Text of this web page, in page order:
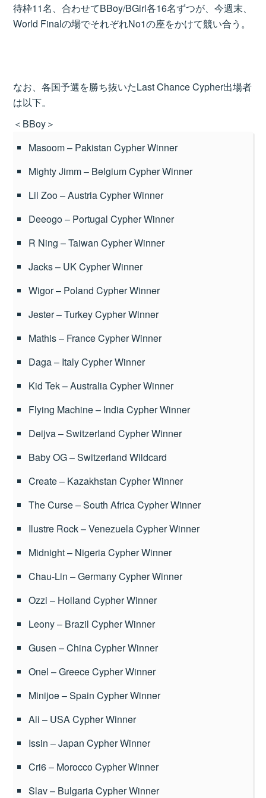
待枠11名、合わせてBBoy/BGirl各16名ずつが、今週末、
World Finalの場でそれぞれNo1の座をかけて競い合う。
なお、各国予選を勝ち抜いたLast Chance Cypher出場者
は以下。
＜BBoy＞
Masoom – Pakistan Cypher Winner
Mighty Jimm – Belgium Cypher Winner
Lil Zoo – Austria Cypher Winner
Deeogo – Portugal Cypher Winner
R Ning – Taiwan Cypher Winner
Jacks – UK Cypher Winner
Wigor – Poland Cypher Winner
Jester – Turkey Cypher Winner
Mathis – France Cypher Winner
Daga – Italy Cypher Winner
Kid Tek – Australia Cypher Winner
Flying Machine – India Cypher Winner
Deijva – Switzerland Cypher Winner
Baby OG – Switzerland Wildcard
Create – Kazakhstan Cypher Winner
The Curse – South Africa Cypher Winner
Ilustre Rock – Venezuela Cypher Winner
Midnight – Nigeria Cypher Winner
Chau-Lin – Germany Cypher Winner
Ozzi – Holland Cypher Winner
Leony – Brazil Cypher Winner
Gusen – China Cypher Winner
Onel – Greece Cypher Winner
Minijoe – Spain Cypher Winner
Ali – USA Cypher Winner
Issin – Japan Cypher Winner
Cri6 – Morocco Cypher Winner
Slav – Bulgaria Cypher Winner